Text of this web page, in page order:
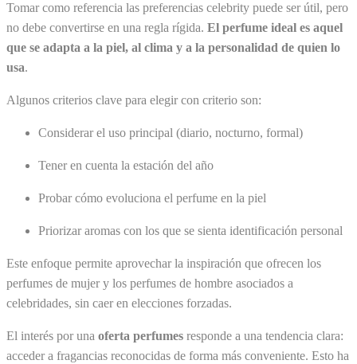
Tomar como referencia las preferencias celebrity puede ser útil, pero
no debe convertirse en una regla rígida. El perfume ideal es aquel
que se adapta a la piel, al clima y a la personalidad de quien lo
usa.
Algunos criterios clave para elegir con criterio son:
Considerar el uso principal (diario, nocturno, formal)
Tener en cuenta la estación del año
Probar cómo evoluciona el perfume en la piel
Priorizar aromas con los que se sienta identificación personal
Este enfoque permite aprovechar la inspiración que ofrecen los
perfumes de mujer y los perfumes de hombre asociados a
celebridades, sin caer en elecciones forzadas.
El interés por una oferta perfumes responde a una tendencia clara:
acceder a fragancias reconocidas de forma más conveniente. Esto ha